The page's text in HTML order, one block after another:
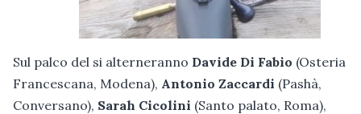
Sul palco del si alterneranno Davide Di Fabio (Osteria
Francescana, Modena), Antonio Zaccardi (Pashà,
Conversano), Sarah Cicolini (Santo palato, Roma),